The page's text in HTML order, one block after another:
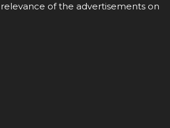
of the advertisements on